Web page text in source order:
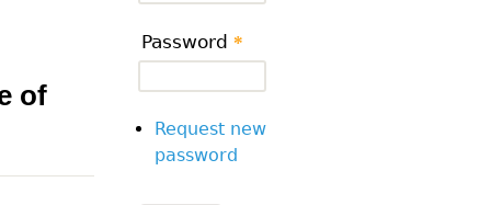
of
Password *
Request new
password